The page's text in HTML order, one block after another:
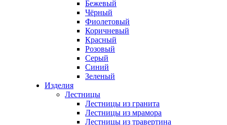
Бежевый
Чёрный
Фиолетовый
Коричневый
Красный
Розовый
Серый
Синий
Зеленый
Изделия
Лестницы
Лестницы из гранита
Лестницы из мрамора
Лестницы из травертина